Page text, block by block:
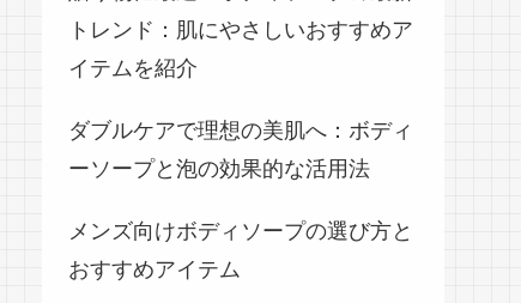
トレンド：肌にやさしいおすすめア
イテムを紹介
ダブルケアで理想の美肌へ：ボディ
ーソープと泡の効果的な活用法
メンズ向けボディソープの選び方と
おすすめアイテム